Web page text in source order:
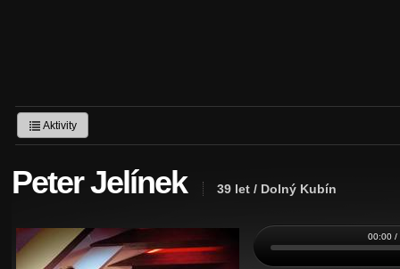
Aktivity
Peter Jelínek 39 let / Dolný Kubín
00:00 /